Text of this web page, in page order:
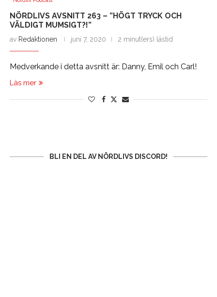
NÖRDLIVS AVSNITT 263 – ”HÖGT TRYCK OCH
VÄLDIGT MUMSIGT?!”
av Redaktionen juni 7, 2020 2 minut(ers) lästid
Medverkande i detta avsnitt är: Danny, Emil och Carl!
Läs mer
BLI EN DEL AV NÖRDLIVS DISCORD!